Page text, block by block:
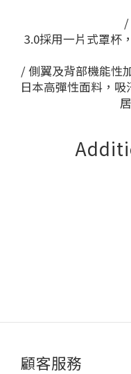
/
3.0採用一片式罩杯
/ 側翼及背部機能性
日本高彈性面料，
顧客服務